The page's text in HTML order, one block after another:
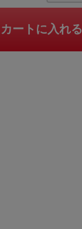
カートに入れる